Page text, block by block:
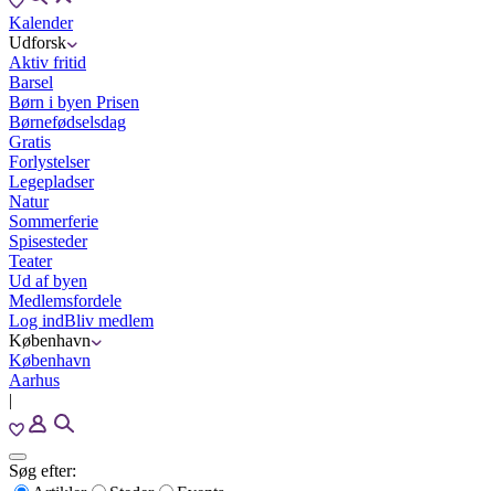
Kalender
Udforsk
Aktiv fritid
Barsel
Børn i byen Prisen
Børnefødselsdag
Gratis
Forlystelser
Legepladser
Natur
Sommerferie
Spisesteder
Teater
Ud af byen
Medlemsfordele
Log indBliv medlem
København
København
Aarhus
|
Søg efter: